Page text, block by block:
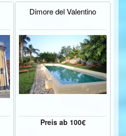
Dimore del Valentino
Preis ab 100€